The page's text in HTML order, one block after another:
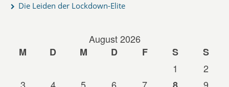
Die Leiden der Lockdown-Elite
August 2026
M
D M D F S
S
1
2